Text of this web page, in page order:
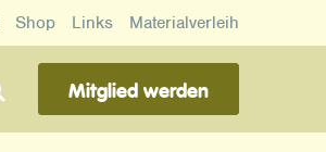
Shop Links Materialverleih
Mitglied werden